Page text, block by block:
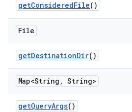
getConsideredFile()
File
getDestinationDir()
Map<String , String>
getQueryArgs()